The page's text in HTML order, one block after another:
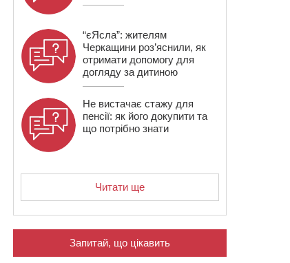
“єЯсла”: жителям
Черкащини роз’яснили, як
отримати допомогу для
догляду за дитиною
Не вистачає стажу для
пенсії: як його докупити та
що потрібно знати
Читати ще
Запитай, що цікавить